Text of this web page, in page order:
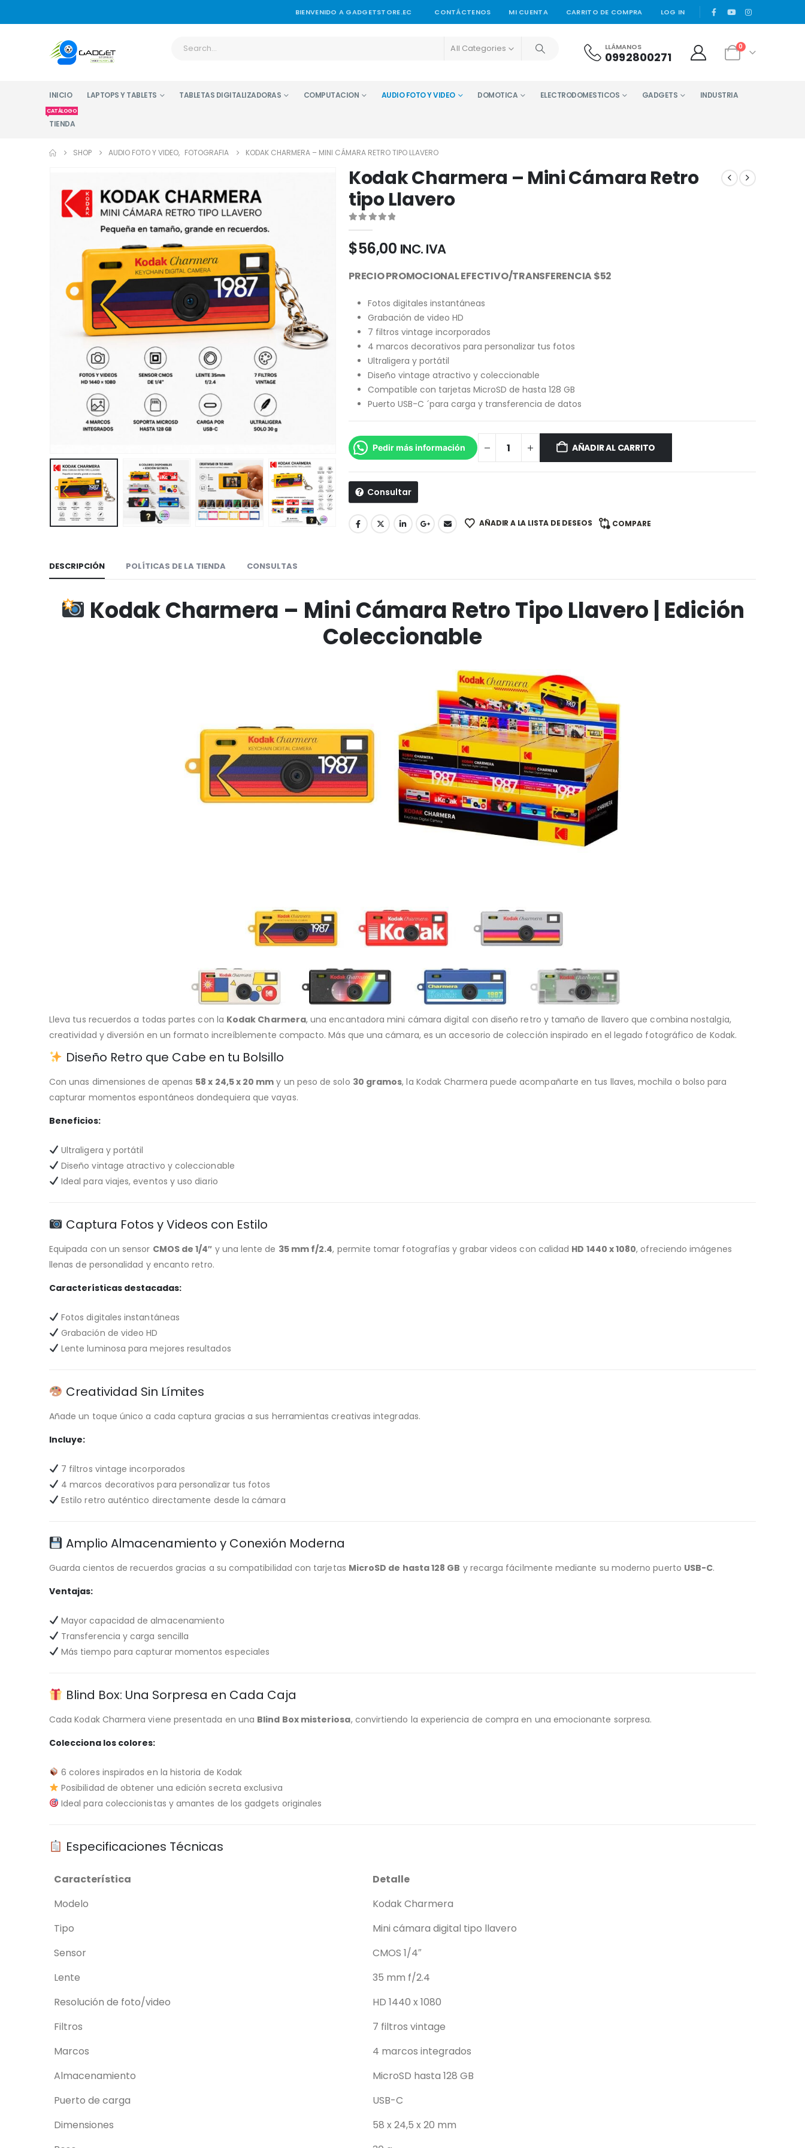
BIENVENIDO A GADGETSTORE.EC CONTÁCTENOS MI CUENTA CARRITO DE COMPRA LOG IN |
All Categories LLÁMANOS
0992800271
0
INICIO LAPTOPS Y TABLETS TABLETAS DIGITALIZADORAS COMPUTACION AUDIO FOTO Y VIDEO DOMOTICA ELECTRODOMESTICOS GADGETS INDUSTRIA
TIENDA
CATÁLOGO
SHOP AUDIO FOTO Y VIDEO, FOTOGRAFIA KODAK CHARMERA – MINI CÁMARA RETRO TIPO LLAVERO
Kodak Charmera – Mini Cámara Retro
tipo Llavero
0out of 5
$56,00 INC. IVA
PRECIO PROMOCIONAL EFECTIVO/TRANSFERENCIA $52
Fotos digitales instantáneas
Grabación de video HD
7 filtros vintage incorporados
4 marcos decorativos para personalizar tus fotos
Ultraligera y portátil
Diseño vintage atractivo y coleccionable
Compatible con tarjetas MicroSD de hasta 128 GB
Puerto USB-C ´para carga y transferencia de datos
Pedir más información AÑADIR AL CARRITO
Consultar
AÑADIR A LA LISTA DE DESEOS COMPARE
DESCRIPCIÓN POLÍTICAS DE LA TIENDA CONSULTAS
Kodak Charmera – Mini Cámara Retro Tipo Llavero | Edición
Coleccionable
Lleva tus recuerdos a todas partes con la Kodak Charmera, una encantadora mini cámara digital con diseño retro y tamaño de llavero que combina nostalgia,
creatividad y diversión en un formato increíblemente compacto. Más que una cámara, es un accesorio de colección inspirado en el legado fotográfico de Kodak.
Diseño Retro que Cabe en tu Bolsillo
Con unas dimensiones de apenas 58 x 24,5 x 20 mm y un peso de solo 30 gramos, la Kodak Charmera puede acompañarte en tus llaves, mochila o bolso para
capturar momentos espontáneos dondequiera que vayas.
Beneficios:
Ultraligera y portátil
Diseño vintage atractivo y coleccionable
Ideal para viajes, eventos y uso diario
Captura Fotos y Videos con Estilo
Equipada con un sensor CMOS de 1/4″ y una lente de 35 mm f/2.4, permite tomar fotografías y grabar videos con calidad HD 1440 x 1080, ofreciendo imágenes
llenas de personalidad y encanto retro.
Características destacadas:
Fotos digitales instantáneas
Grabación de video HD
Lente luminosa para mejores resultados
Creatividad Sin Límites
Añade un toque único a cada captura gracias a sus herramientas creativas integradas.
Incluye:
7 filtros vintage incorporados
4 marcos decorativos para personalizar tus fotos
Estilo retro auténtico directamente desde la cámara
Amplio Almacenamiento y Conexión Moderna
Guarda cientos de recuerdos gracias a su compatibilidad con tarjetas MicroSD de hasta 128 GB y recarga fácilmente mediante su moderno puerto USB-C.
Ventajas:
Mayor capacidad de almacenamiento
Transferencia y carga sencilla
Más tiempo para capturar momentos especiales
Blind Box: Una Sorpresa en Cada Caja
Cada Kodak Charmera viene presentada en una Blind Box misteriosa, convirtiendo la experiencia de compra en una emocionante sorpresa.
Colecciona los colores:
6 colores inspirados en la historia de Kodak
Posibilidad de obtener una edición secreta exclusiva
Ideal para coleccionistas y amantes de los gadgets originales
Especificaciones Técnicas
Característica
Detalle
Modelo
Kodak Charmera
Tipo
Mini cámara digital tipo llavero
Sensor
CMOS 1/4″
Lente
35 mm f/2.4
Resolución de foto/video
HD 1440 x 1080
Filtros
7 filtros vintage
Marcos
4 marcos integrados
Almacenamiento
MicroSD hasta 128 GB
Puerto de carga
USB-C
Dimensiones
58 x 24,5 x 20 mm